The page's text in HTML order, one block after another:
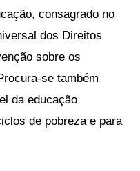
consagrado no
dos Direitos
sobre os
se também
da educação
de pobreza e para